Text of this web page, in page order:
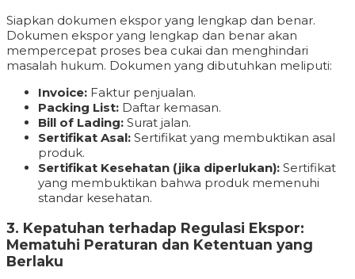
Siapkan dokumen ekspor yang lengkap dan benar.
Dokumen ekspor yang lengkap dan benar akan
mempercepat proses bea cukai dan menghindari
masalah hukum. Dokumen yang dibutuhkan meliputi:
Invoice: Faktur penjualan.
Packing List: Daftar kemasan.
Bill of Lading: Surat jalan.
Sertifikat Asal: Sertifikat yang membuktikan asal
produk.
Sertifikat Kesehatan (jika diperlukan): Sertifikat
yang membuktikan bahwa produk memenuhi
standar kesehatan.
3. Kepatuhan terhadap Regulasi Ekspor:
Mematuhi Peraturan dan Ketentuan yang
Berlaku